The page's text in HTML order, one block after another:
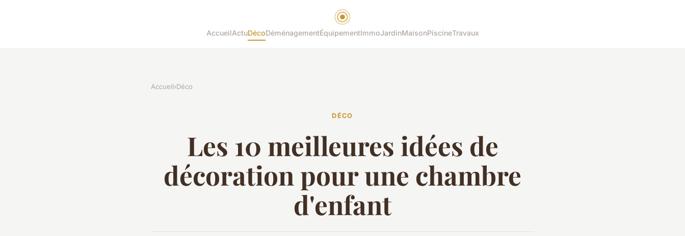
AccueilActuDécoDéménagementÉquipementImmoJardinMaisonPiscineTravaux
Accueil›Déco
DÉCO
Les 10 meilleures idées de
décoration pour une chambre
d'enfant